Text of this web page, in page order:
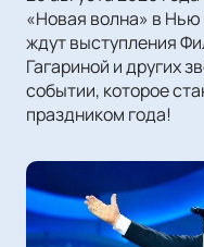
«Новая волна» в
ждут выступления
Гагариной и других
событии, которое
праздником года!